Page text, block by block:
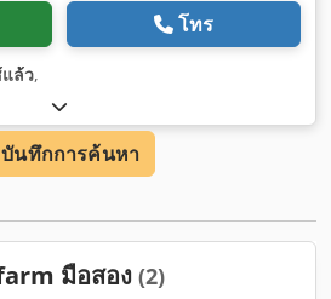
โทร
ล้ว,
บันทึกการค้นหา
มือสอง (2)